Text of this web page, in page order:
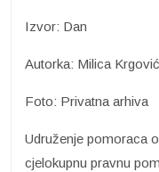
Izvor: Dan
Autorka: Milica Krgović
Foto: Privatna arhiva
Udruženje pomoraca
cjelokupnu pravnu